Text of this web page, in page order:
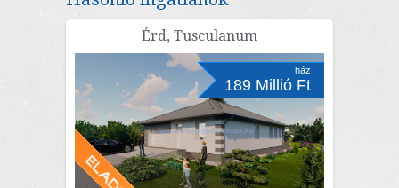
Érd, Tusculanum
ház
189 Millió Ft